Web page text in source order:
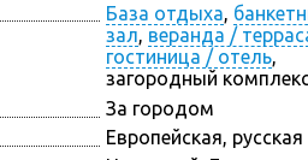
База отдыха,
зал, веранда /
гостиница / отель,
загородный
За городом
Европейская, русская